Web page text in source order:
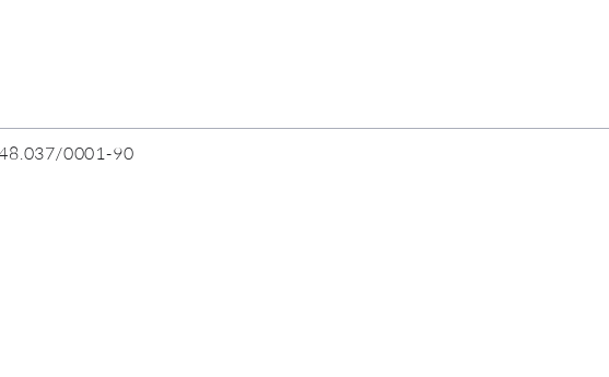
0001-90